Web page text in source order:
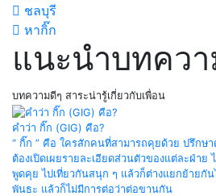
ชลบุรี
หากิ๊ก
แนะนำบทคว
บทความดีๆ สาระน่ารู้เกี่ยวกับเพื่อน
คำว่า กิ๊ก (GIG) คือ?
“ กิ๊ก ” คือ ใครสักคนที่สามารถคุยด้วย ปรึกษา
ต้องเปิดเผยรายละเอียดส่วนตัวของแต่ละฝ่าย
พูดคุย ไปเที่ยวกันสนุก ๆ แล้วก็ต่างแยกย้ายกั
พันธะ แล้วก็ไม่มีการต่อว่าต่อขานกัน